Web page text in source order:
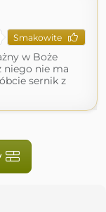
Smakowite
w Boże
niego nie ma
sernik z